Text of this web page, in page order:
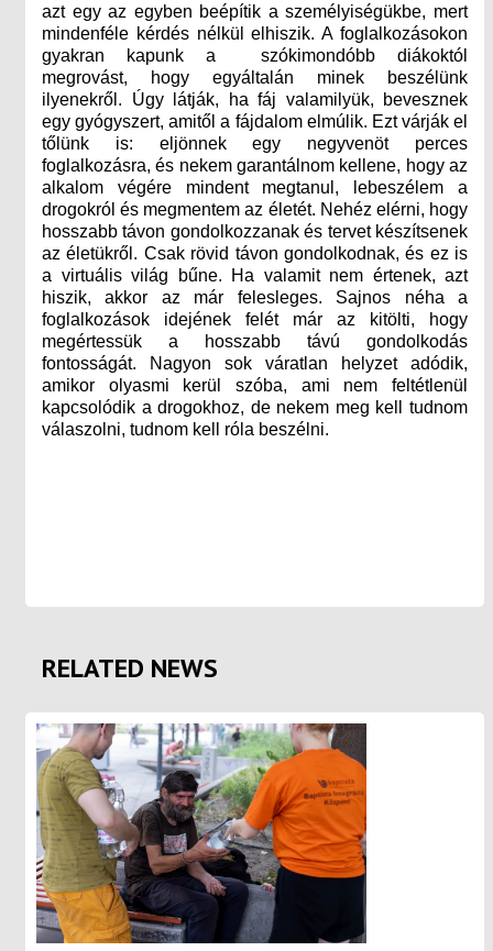
azt egy az egyben beépítik a személyiségükbe, mert
mindenféle kérdés nélkül elhiszik. A foglalkozásokon
gyakran kapunk a szókimondóbb diákoktól
megrovást, hogy egyáltalán minek beszélünk
ilyenekről. Úgy látják, ha fáj valamilyük, bevesznek
egy gyógyszert, amitől a fájdalom elmúlik. Ezt várják el
tőlünk is: eljönnek egy negyvenöt perces
foglalkozásra, és nekem garantálnom kellene, hogy az
alkalom végére mindent megtanul, lebeszélem a
drogokról és megmentem az életét. Nehéz elérni, hogy
hosszabb távon gondolkozzanak és tervet készítsenek
az életükről. Csak rövid távon gondolkodnak, és ez is
a virtuális világ bűne. Ha valamit nem értenek, azt
hiszik, akkor az már felesleges. Sajnos néha a
foglalkozások idejének felét már az kitölti, hogy
megértessük a hosszabb távú gondolkodás
fontosságát. Nagyon sok váratlan helyzet adódik,
amikor olyasmi kerül szóba, ami nem feltétlenül
kapcsolódik a drogokhoz, de nekem meg kell tudnom
válaszolni, tudnom kell róla beszélni.
RELATED NEWS